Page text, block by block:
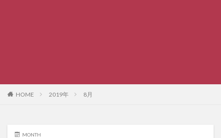
HOME 2019年 8月
MONTH